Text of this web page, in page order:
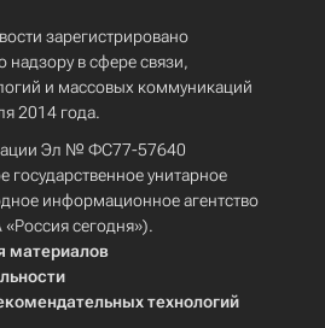
зарегистрировано
надзору в сфере связи,
и массовых коммуникаций
2014 года.
Эл № ФС77-57640
государственное унитарное
информационное агентство
сегодня»).
материалов
технологий